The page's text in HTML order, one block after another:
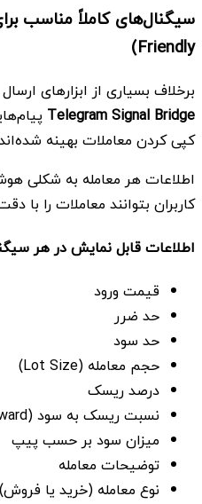
Friendly)
برخلاف بسیاری از ابزارهای
Telegram Signal Bridge
کپی کردن معاملات بهینه
اطلاعات هر معامله به شکلی
کاربران بتوانند معاملات را با
اطلاعات قابل نمایش در هر
قیمت ورود
حد ضرر
حد سود
حجم معامله (Lot Size)
درصد ریسک
نسبت ریسک به سود (Risk/Reward)
میزان سود بر حسب پیپ
توضیحات معامله
نوع معامله (خرید یا فروش)